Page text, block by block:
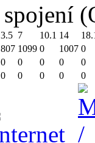
3.5 7 10.1 14
807 1099 0 1007 0
0 0 0 0
0
0 0 0 0 0